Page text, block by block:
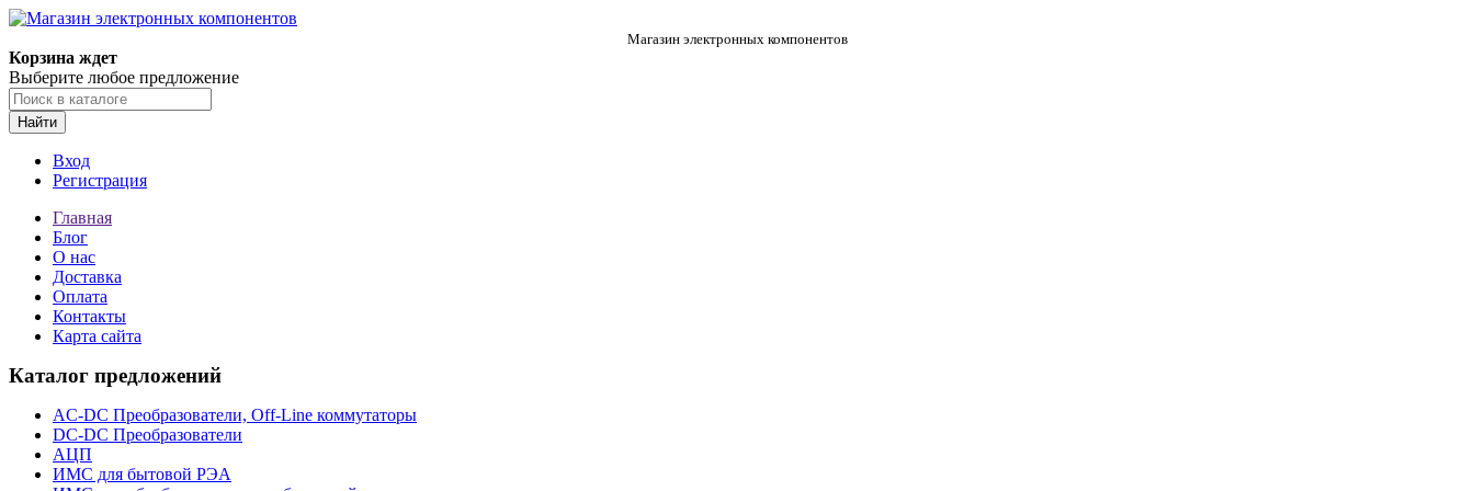
Магазин электронных компонентов
Корзина ждет
Выберите любое предложение
Найти
Вход
Регистрация
Главная
Блог
О нас
Доставка
Оплата
Контакты
Карта сайта
Каталог предложений
AC-DC Преобразователи, Off-Line коммутаторы
DC-DC Преобразователи
АЦП
ИМС для бытовой РЭА